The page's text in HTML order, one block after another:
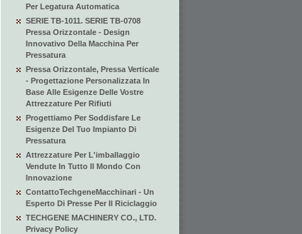
Per Legatura Automatica
SERIE TB-1011. SERIE TB-0708
Pressa Orizzontale - Design
Innovativo Della Macchina Per
Pressatura
Pressa Orizzontale, Pressa Verticale
- Progettazione Personalizzata In
Base Alle Esigenze Delle Vostre
Attrezzature Per Rifiuti
Progettiamo Per Soddisfare Le
Esigenze Del Tuo Impianto Di
Pressatura
Attrezzature Per L'imballaggio
Vendute In Tutto Il Mondo Con
Innovazione
ContattoTechgeneMacchinari - Un
Esperto Di Presse Per Il Riciclaggio
TECHGENE MACHINERY CO., LTD.
Privacy Policy